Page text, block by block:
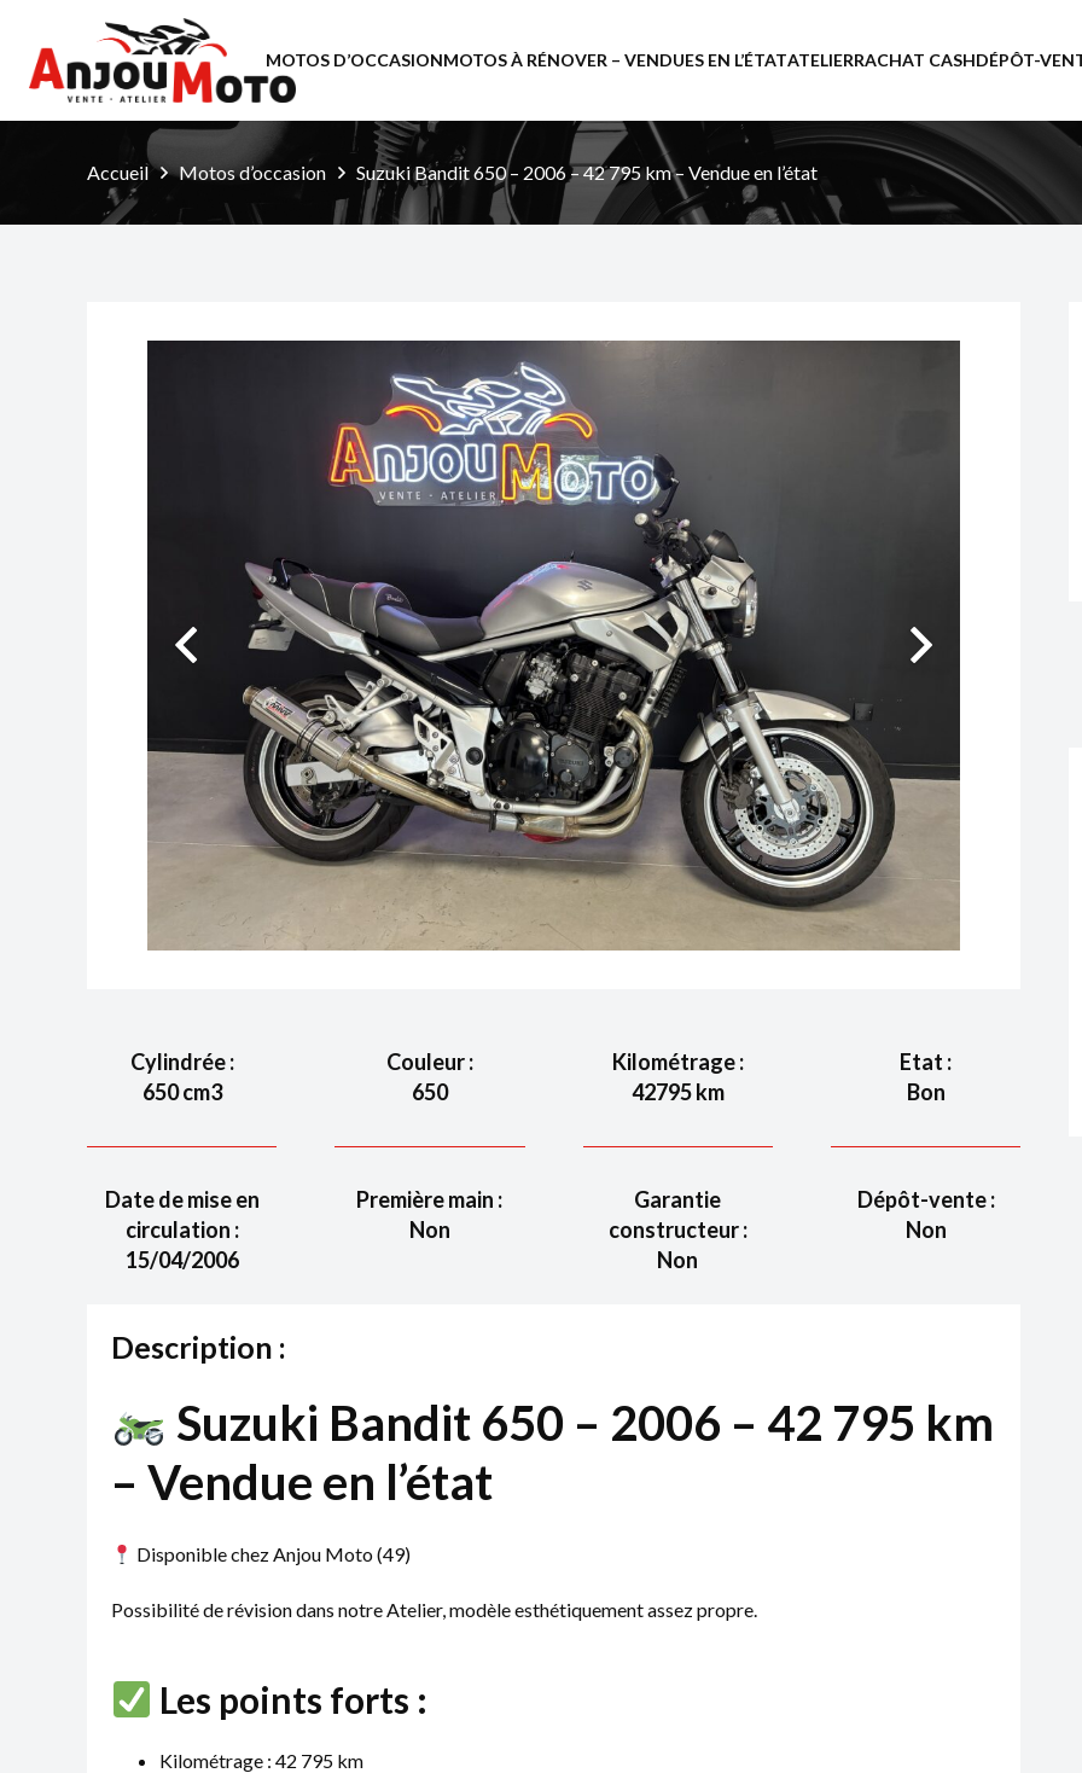
MOTOS D’OCCASIONMOTOS À RÉNOVER – VENDUES EN L’ÉTATATELIERRACHAT CASHDÉPÔT-
Accueil Motos d’occasion Suzuki Bandit 650 – 2006 – 42 795 km – Vendue en l’état
Cylindrée :
650cm3
Couleur :
650
Kilométrage :
42795km
Etat :
Bon
Date de mise en
circulation :
15/04/2006
Première main :
Non
Garantie
constructeur :
Non
Dépôt-vente :
Non
Description :
Suzuki Bandit 650 – 2006 – 42 795 km
– Vendue en l’état
Disponible chez Anjou Moto (49)
Possibilité de révision dans notre Atelier, modèle esthétiquement assez propre.
Les points forts :
Kilométrage : 42 795 km